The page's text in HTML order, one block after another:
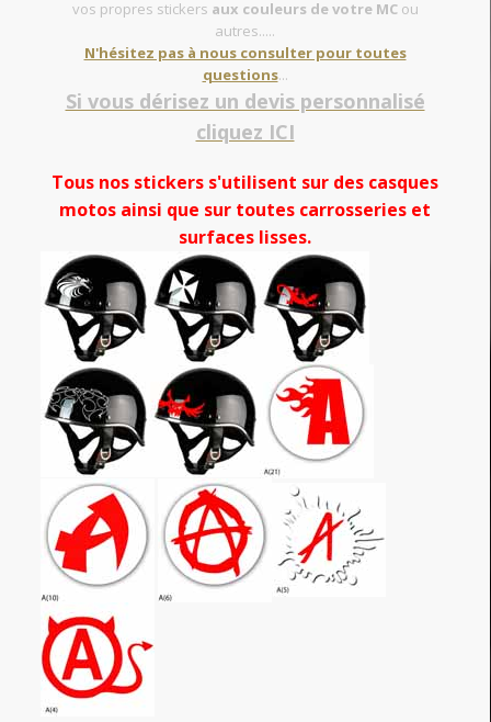
vos propres stickers aux couleurs de votre MCou
autres.....
N'hésitez pas à nous consulter pour toutes
questions...
Si vous dérisez un devis personnalisé
cliquez ICI
Tous nos stickers s'utilisent sur des casques
motos ainsi que sur toutes carrosseries et
surfaces lisses.